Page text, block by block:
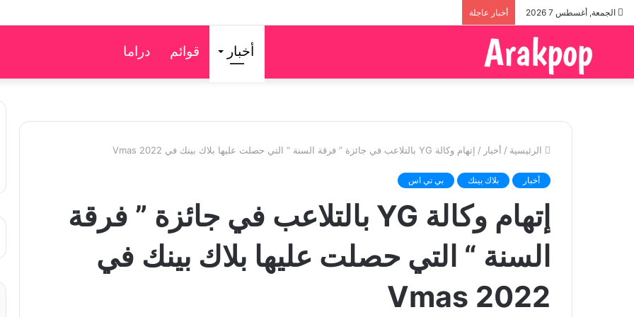
الجمعة, أغسطس 7 2026 أخبار عاجلة
أخبار قوائم دراما
الرئيسية / أخبار / إتهام وكالة YG بالتلاعب في جائزة ” فرقة السنة “ التي حصلت عليها بلاك بينك في Vmas 2022
أخبار بلاك بينك بي تي اس
إتهام وكالة YG بالتلاعب في جائزة ” فرقة
السنة “ التي حصلت عليها بلاك بينك في
Vmas 2022